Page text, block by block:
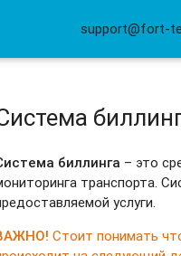
support@fort-
биллинга – это
транспорта.
услуги.
Стоит понимать